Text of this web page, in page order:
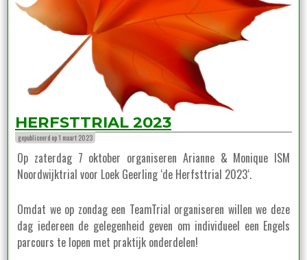
HERFSTTRIAL 2023
gepubliceerd op 1 maart 2023
Op zaterdag 7 oktober organiseren Arianne & Monique ISM
Noordwijktrial voor Loek Geerling ‘de Herfsttrial 2023‘.
Omdat we op zondag een TeamTrial organiseren willen we deze
dag iedereen de gelegenheid geven om individueel een Engels
parcours te lopen met praktijk onderdelen!